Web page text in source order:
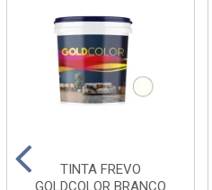
TINTA FREVO
GOLDCOLOR BRANCO